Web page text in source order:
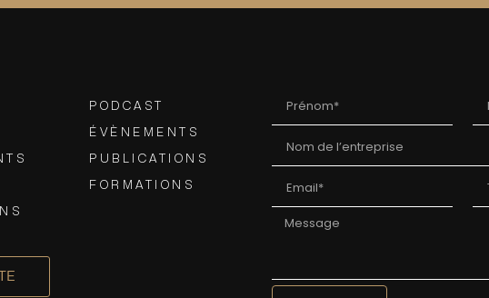
PODCAST
ÉVÈNEMENTS
PUBLICATIONS
FORMATIONS